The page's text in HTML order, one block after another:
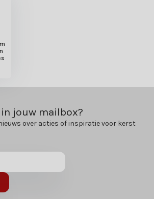
in jouw mailbox?
over acties of inspiratie voor kerst